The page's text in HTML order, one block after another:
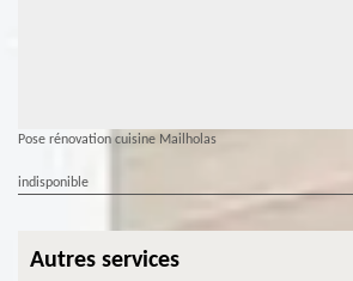
Pose rénovation cuisine Mailholas
indisponible
Autres services